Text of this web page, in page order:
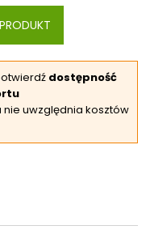
dostępność
uwzględnia kosztów